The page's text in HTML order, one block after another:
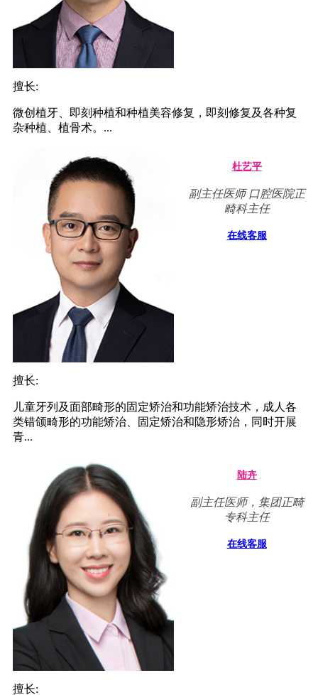
擅长:
微创植牙、即刻种植和种植美容修复，即刻修复及各种复
杂种植、植骨术。...
杜艺平
副主任医师 口腔医院正
畸科主任
在线客服
擅长:
儿童牙列及面部畸形的固定矫治和功能矫治技术，成人各
类错颌畸形的功能矫治、固定矫治和隐形矫治，同时开展
青...
陆卉
副主任医师，集团正畸
专科主任
在线客服
擅长: